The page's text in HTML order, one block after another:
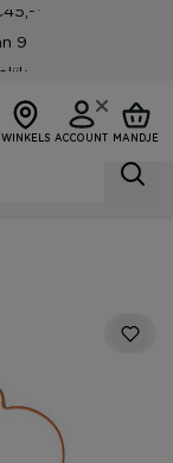
*
9
WINKELS ACCOUNT MANDJE